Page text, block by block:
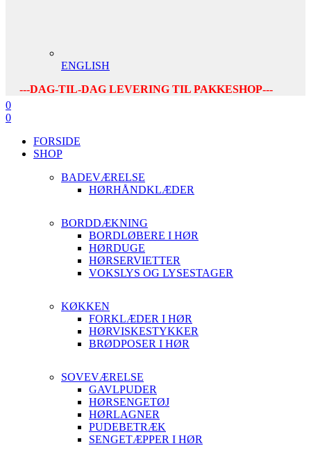
ENGLISH
---DAG-TIL-DAG LEVERING TIL PAKKESHOP---
0
0
FORSIDE
SHOP
BADEVÆRELSE
HØRHÅNDKLÆDER
BORDDÆKNING
BORDLØBERE I HØR
HØRDUGE
HØRSERVIETTER
VOKSLYS OG LYSESTAGER
KØKKEN
FORKLÆDER I HØR
HØRVISKESTYKKER
BRØDPOSER I HØR
SOVEVÆRELSE
GAVLPUDER
HØRSENGETØJ
HØRLAGNER
PUDEBETRÆK
SENGETÆPPER I HØR